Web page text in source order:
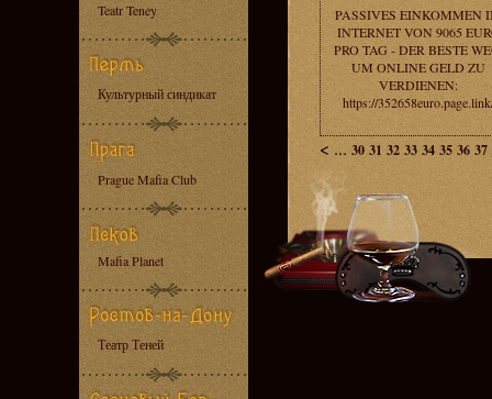
Teatr Teney
Культурный синдикат
Prague Mafia Club
Mafia Planet
Театр Теней
PASSIVES EINKOMMEN
INTERNET VON 9065
PRO TAG - DER BESTE
UM ONLINE GELD ZU
VERDIENEN:
https://
< ... 30 31 32 33 34 35 36 37